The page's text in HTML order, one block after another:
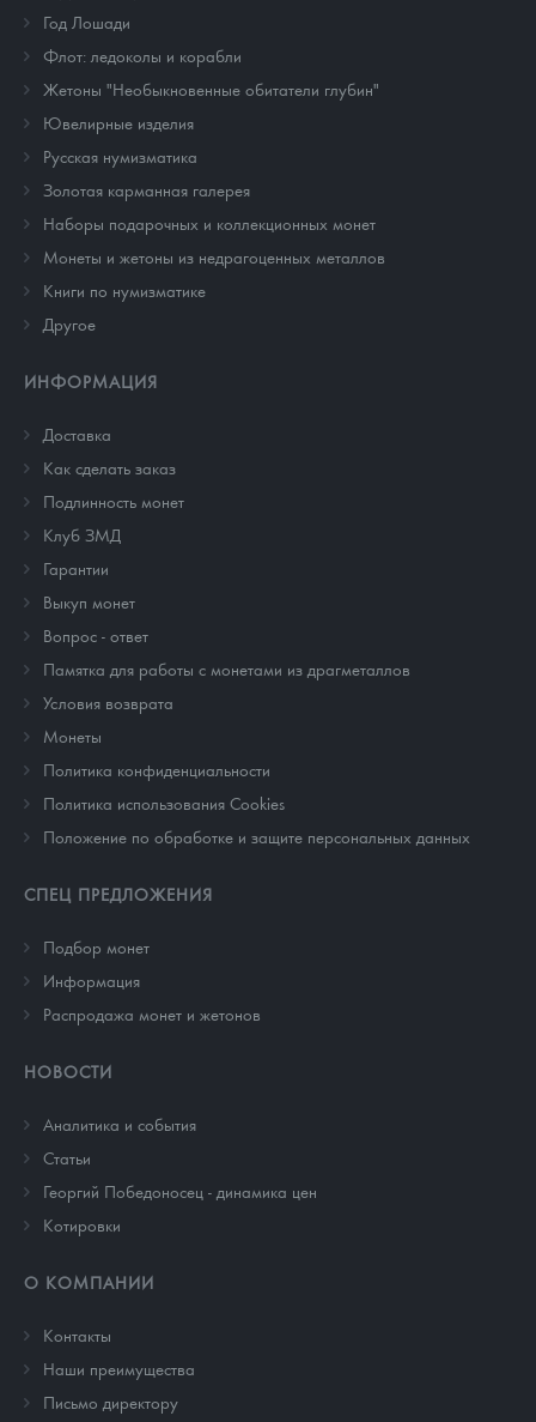
Год Лошади
Флот: ледоколы и корабли
Жетоны "Необыкновенные обитатели глубин"
Ювелирные изделия
Русская нумизматика
Золотая карманная галерея
Наборы подарочных и коллекционных монет
Монеты и жетоны из недрагоценных металлов
Книги по нумизматике
Другое
ИНФОРМАЦИЯ
Доставка
Как сделать заказ
Подлинность монет
Клуб ЗМД
Гарантии
Выкуп монет
Вопрос - ответ
Памятка для работы с монетами из драгметаллов
Условия возврата
Монеты
Политика конфиденциальности
Политика использования Cookies
Положение по обработке и защите персональных данных
СПЕЦ ПРЕДЛОЖЕНИЯ
Подбор монет
Информация
Распродажа монет и жетонов
НОВОСТИ
Аналитика и события
Cтатьи
Георгий Победоносец - динамика цен
Котировки
О КОМПАНИИ
Контакты
Наши преимущества
Письмо директору